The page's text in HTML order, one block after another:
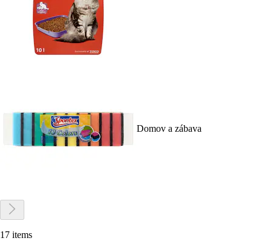
Domov a zábava
17 items